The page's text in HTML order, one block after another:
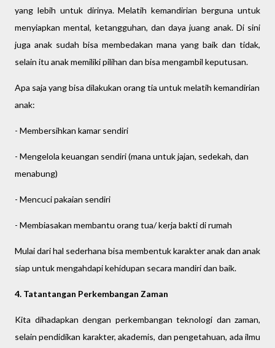
yang lebih untuk dirinya. Melatih kemandirian berguna untuk
menyiapkan mental, ketangguhan, dan daya juang anak. Di sini
juga anak sudah bisa membedakan mana yang baik dan tidak,
selain itu anak memiliki pilihan dan bisa mengambil keputusan.
Apa saja yang bisa dilakukan orang tia untuk melatih kemandirian
anak:
- Membersihkan kamar sendiri
- Mengelola keuangan sendiri (mana untuk jajan, sedekah, dan
menabung)
- Mencuci pakaian sendiri
- Membiasakan membantu orang tua/ kerja bakti di rumah
Mulai dari hal sederhana bisa membentuk karakter anak dan anak
siap untuk mengahdapi kehidupan secara mandiri dan baik.
4. Tatantangan Perkembangan Zaman
Kita dihadapkan dengan perkembangan teknologi dan zaman,
selain pendidikan karakter, akademis, dan pengetahuan, ada ilmu